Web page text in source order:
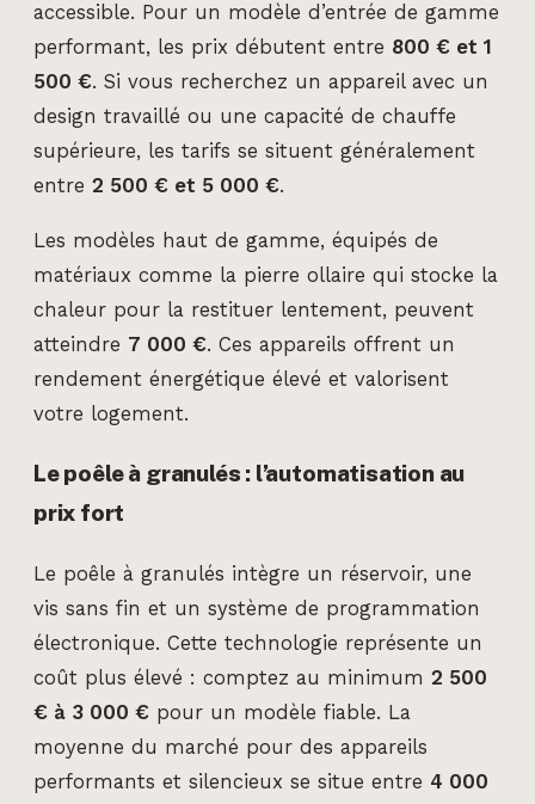
accessible. Pour un modèle d’entrée de gamme
performant, les prix débutent entre 800 € et 1
500 €. Si vous recherchez un appareil avec un
design travaillé ou une capacité de chauffe
supérieure, les tarifs se situent généralement
entre 2 500 € et 5 000 €.
Les modèles haut de gamme, équipés de
matériaux comme la pierre ollaire qui stocke la
chaleur pour la restituer lentement, peuvent
atteindre 7 000 €. Ces appareils offrent un
rendement énergétique élevé et valorisent
votre logement.
Le poêle à granulés : l’automatisation au
prix fort
Le poêle à granulés intègre un réservoir, une
vis sans fin et un système de programmation
électronique. Cette technologie représente un
coût plus élevé : comptez au minimum 2 500
€ à 3 000 € pour un modèle fiable. La
moyenne du marché pour des appareils
performants et silencieux se situe entre 4 000